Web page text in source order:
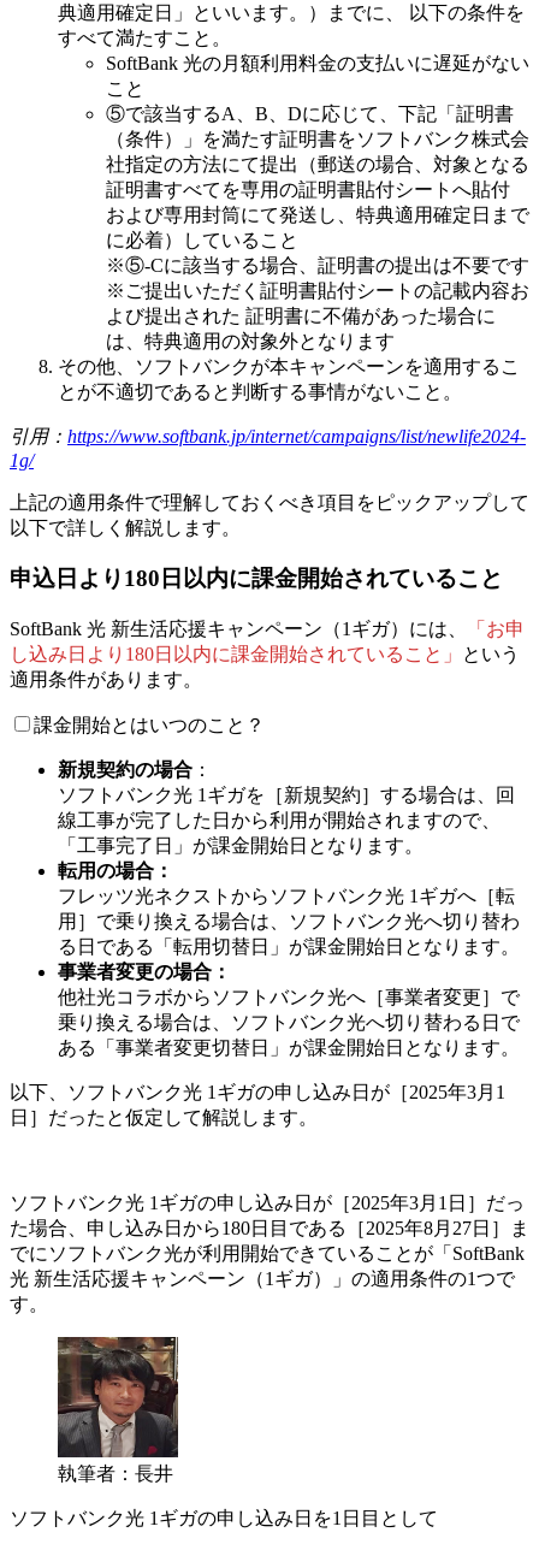
典適用確定日」といいます。）までに、 以下の条件を
すべて満たすこと。
SoftBank 光の月額利用料金の支払いに遅延がない
こと
⑤で該当するA、B、Dに応じて、下記「証明書
（条件）」を満たす証明書をソフトバンク株式会
社指定の方法にて提出（郵送の場合、対象となる
証明書すべてを専用の証明書貼付シートへ貼付
および専用封筒にて発送し、特典適用確定日まで
に必着）していること
※⑤-Cに該当する場合、証明書の提出は不要です
※ご提出いただく証明書貼付シートの記載内容お
よび提出された 証明書に不備があった場合に
は、特典適用の対象外となります
その他、ソフトバンクが本キャンペーンを適用するこ
とが不適切であると判断する事情がないこと。
引用： https://www.softbank.jp/internet/campaigns/list/newlife2024-
1g/
上記の適用条件で理解しておくべき項目をピックアップして
以下で詳しく解説します。
申込日より180日以内に課金開始されていること
SoftBank 光 新生活応援キャンペーン（1ギガ）には、
「お申
し込み日より180日以内に課金開始されていること」
という
適用条件があります。
課金開始とはいつのこと？
新規契約の場合 ：
ソフトバンク光 1ギガを［新規契約］する場合は、回
線工事が完了した日から利用が開始されますので、
「工事完了日」が課金開始日となります。
転用の場合：
フレッツ光ネクストからソフトバンク光 1ギガへ［転
用］で乗り換える場合は、ソフトバンク光へ切り替わ
る日である「転用切替日」が課金開始日となります。
事業者変更の場合：
他社光コラボからソフトバンク光へ［事業者変更］で
乗り換える場合は、ソフトバンク光へ切り替わる日で
ある「事業者変更切替日」が課金開始日となります。
以下、ソフトバンク光 1ギガの申し込み日が［2025年3月1
日］だったと仮定して解説します。
ソフトバンク光 1ギガの申し込み日が［2025年3月1日］だっ
た場合、申し込み日から180日目である［2025年8月27日］ま
でにソフトバンク光が利用開始できていることが「SoftBank
光 新生活応援キャンペーン（1ギガ）」の適用条件の1つで
す。
執筆者：長井
ソフトバンク光 1ギガの申し込み日を1日目として